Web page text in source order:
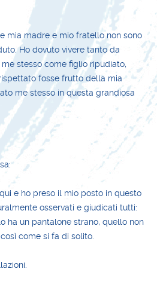
mia madre e mio fratello non sono
Ho dovuto vivere tanto da
stesso come figlio ripudiato,
fosse frutto della mia
me stesso in questa grandiosa
e ho preso il mio posto in questo
osservati e giudicati tutti:
ha un pantalone strano, quello non
come si fa di solito.